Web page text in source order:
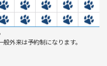
外来は予約制になります。